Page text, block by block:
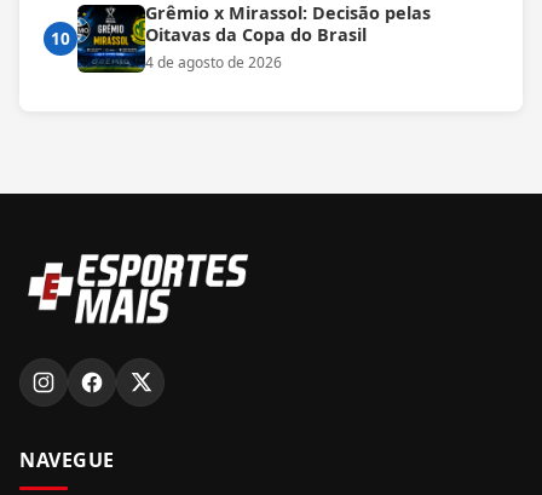
10
Grêmio x Mirassol: Decisão pelas
Oitavas da Copa do Brasil
4 de agosto de 2026
NAVEGUE